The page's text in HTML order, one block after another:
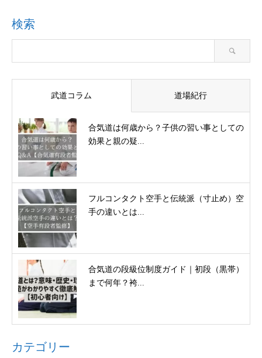
検索
武道コラム 道場紀行
合気道は何歳から？子供の習い事としての
効果と親の疑...
フルコンタクト空手と伝統派（寸止め）空
手の違いとは...
合気道の段級位制度ガイド｜初段（黒帯）
まで何年？袴...
カテゴリー